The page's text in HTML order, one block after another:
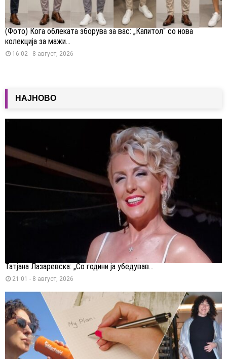
(Фото) Кога облеката зборува за вас: „Капитол“ со нова
колекција за мажи...
16:02 - 8 август, 2026
НАЈНОВО
Татјана Лазаревска: „Со години ја убедував...
21:01 - 8 август, 2026